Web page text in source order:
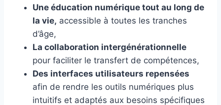
Une éducation numérique tout au long de
la vie, accessible à toutes les tranches
d’âge,
La collaboration intergénérationnelle
pour faciliter le transfert de compétences,
Des interfaces utilisateurs repensées
afin de rendre les outils numériques plus
intuitifs et adaptés aux besoins spécifiques